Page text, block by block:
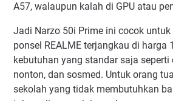
A57, walaupun kalah di GPU atau
Jadi Narzo 50i Prime ini cocok
ponsel REALME terjangkau di harga
kebutuhan yang standar saja seperti
nonton, dan sosmed. Untuk orang
sekolah yang tidak membutuhkan